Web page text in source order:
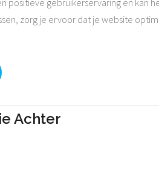
zorg je ervoor dat je website
Achter